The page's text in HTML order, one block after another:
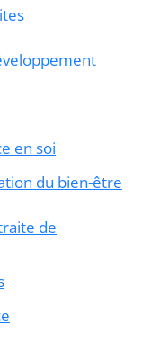
en soi
du bien-être
de